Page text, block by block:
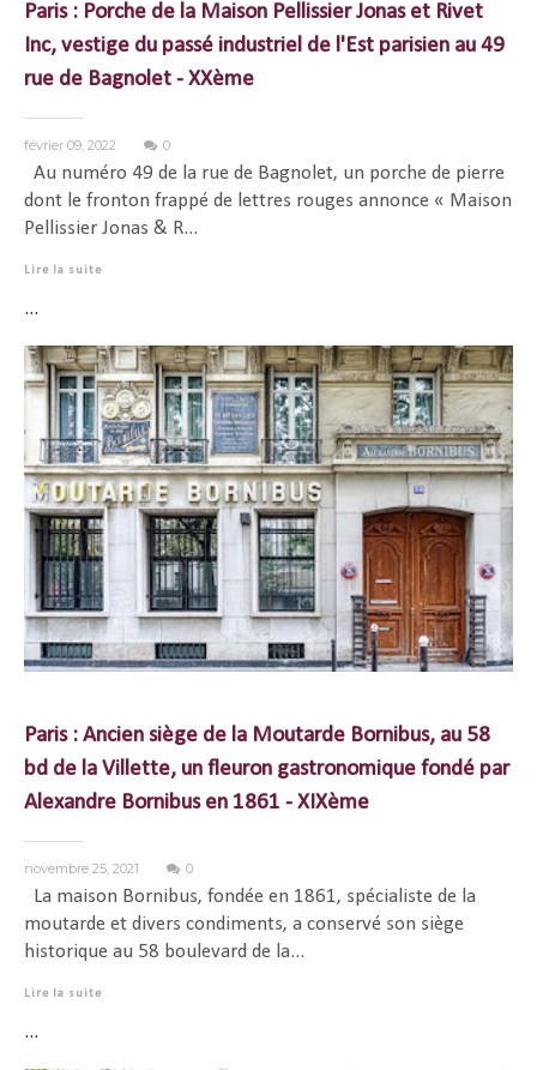
Paris : Porche de la Maison Pellissier Jonas et Rivet
Inc, vestige du passé industriel de l'Est parisien au 49
rue de Bagnolet - XXème
février 09, 2022 0
Au numéro 49 de la rue de Bagnolet, un porche de pierre
dont le fronton frappé de lettres rouges annonce « Maison
Pellissier Jonas & R...
Lire la suite
...
Paris : Ancien siège de la Moutarde Bornibus, au 58
bd de la Villette, un fleuron gastronomique fondé par
Alexandre Bornibus en 1861 - XIXème
novembre 25, 2021 0
La maison Bornibus, fondée en 1861, spécialiste de la
moutarde et divers condiments, a conservé son siège
historique au 58 boulevard de la...
Lire la suite
...